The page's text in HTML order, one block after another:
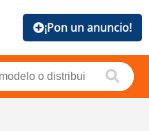
¡Pon un anuncio!